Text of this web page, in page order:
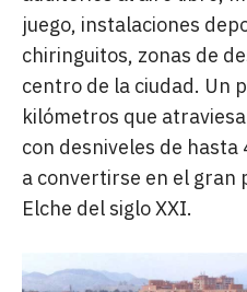
juego, instalaciones
chiringuitos, zonas de
centro de la ciudad. Un
kilómetros que
con desniveles de
a convertirse en el
Elche del siglo XXI.